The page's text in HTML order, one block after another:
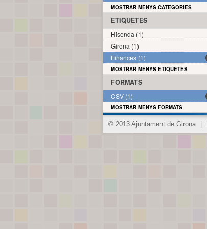
MOSTRAR MENYS CATEGORIES
ETIQUETES
Hisenda (1)
Girona (1)
Finances (1)
MOSTRAR MENYS ETIQUETES
FORMATS
CSV (1)
MOSTRAR MENYS FORMATS
© 2013 Ajuntament de Girona